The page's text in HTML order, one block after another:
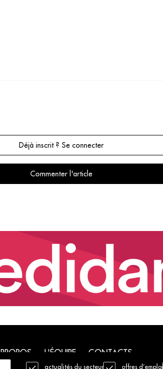
actualités du secteur offres d’emploi
Déjà inscrit ? Se connecter
Commenter l'article
L'ÉQUIPE CONTACTS